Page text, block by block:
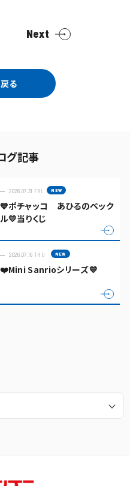
Next
る
グ記事
2026.07.31 FRI
💙ポチャッコ あひるのペック
ル💛当りくじ
2026.07.16 THU
❤️Mini Sanrioシリーズ💙